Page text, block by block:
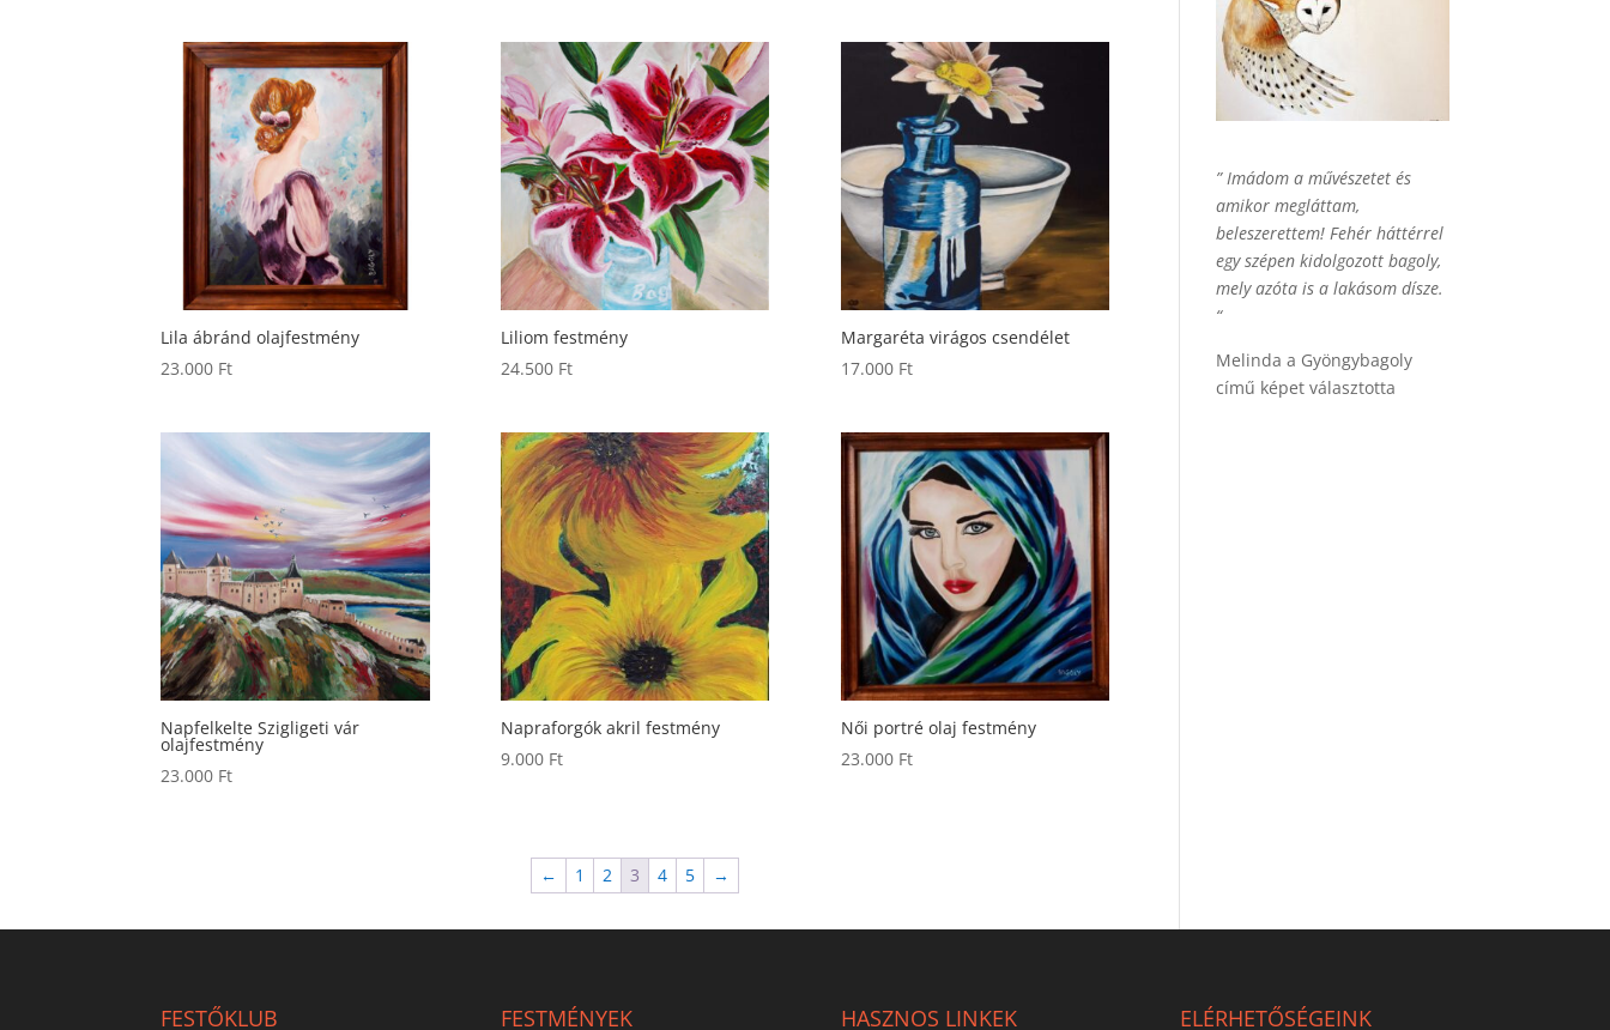
Lila ábránd olajfestmény
23.000 Ft
Liliom festmény
24.500 Ft
Margaréta virágos csendélet
17.000 Ft
Napfelkelte Szigligeti vár
olajfestmény
23.000 Ft
Napraforgók akril festmény
9.000 Ft
Női portré olaj festmény
23.000 Ft
← 1 2 3 4 5 →
” Imádom a művészetet és
amikor megláttam,
beleszerettem! Fehér háttérrel
egy szépen kidolgozott bagoly,
mely azóta is a lakásom dísze.
“
Melinda a Gyöngybagoly
című képet választotta
FESTŐKLUB FESTMÉNYEK HASZNOS LINKEK ELÉRHETŐSÉGEINK